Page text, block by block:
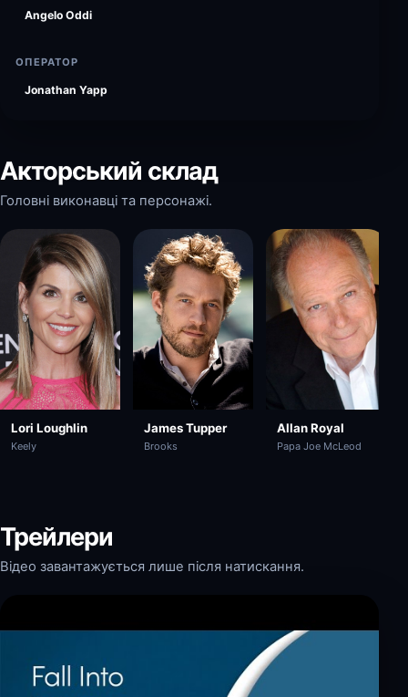
Angelo Oddi
ОПЕРАТОР
Jonathan Yapp
Акторський склад
Головні виконавці та персонажі.
Lori Loughlin
Keely
James Tupper
Brooks
Allan Royal
Papa Joe McLeod
Трейлери
Відео завантажується лише після натискання.